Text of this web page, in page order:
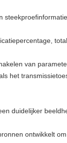
steekproefinformatie
van
het
duidelijker
ontwikkelt